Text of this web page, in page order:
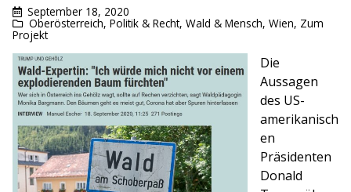
September 18, 2020
Oberösterreich, Politik & Recht, Wald & Mensch, Wien, Zum
Projekt
Die
Aussagen
des US-
amerikanisch
en
Präsidenten
Donald